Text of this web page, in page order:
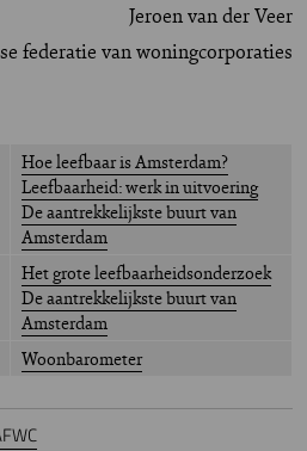
Jeroen van der Veer
federatie van woningcorporaties
Hoe leefbaar is Amsterdam?
Leefbaarheid: werk in uitvoering
De aantrekkelijkste buurt van
Amsterdam
Het grote leefbaarheidsonderzoek
De aantrekkelijkste buurt van
Amsterdam
Woonbarometer